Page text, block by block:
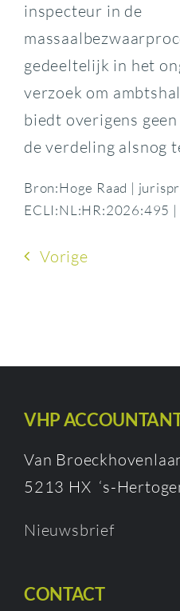
inspecteur in de
gedeeltelijk in het
verzoek om
biedt overigens
de verdeling alsnog
Bron:Hoge Raad |
ECLI:NL:HR:2026:495
Vorige
VHP
Van
5213 HX ‘s-
Nieuwsbrief
CONTACT